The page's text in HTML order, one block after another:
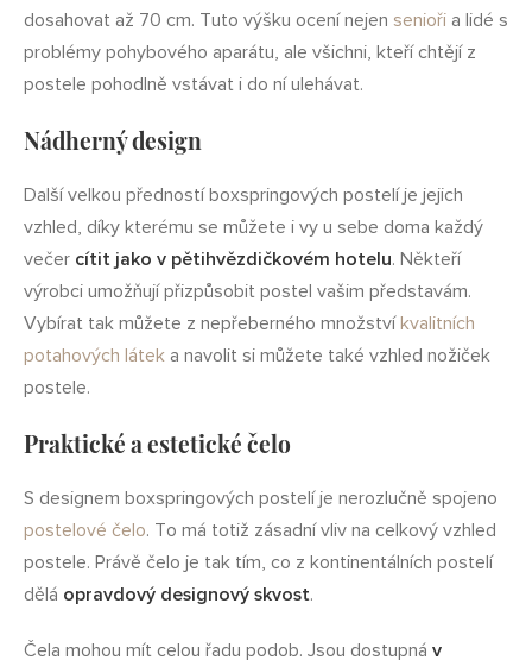
dosahovat až 70 cm. Tuto výšku ocení nejen senioři a lidé s
problémy pohybového aparátu, ale všichni, kteří chtějí z
postele pohodlně vstávat i do ní ulehávat.
Nádherný design
Další velkou předností boxspringových postelí je jejich
vzhled, díky kterému se můžete i vy u sebe doma každý
večer cítit jako v pětihvězdičkovém hotelu. Někteří
výrobci umožňují přizpůsobit postel vašim představám.
Vybírat tak můžete z nepřeberného množstvíkvalitních
potahových látek a navolit si můžete také vzhled nožiček
postele.
Praktické a estetické čelo
S designem boxspringových postelí je nerozlučně spojeno
postelové čelo. To má totiž zásadní vliv na celkový vzhled
postele. Právě čelo je tak tím, co z kontinentálních postelí
dělá opravdový designový skvost.
Čela mohou mít celou řadu podob. Jsou dostupná v